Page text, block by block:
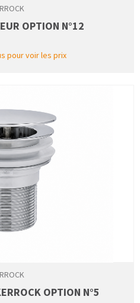
OPTION N°12
pour voir les prix
OPTION N°5